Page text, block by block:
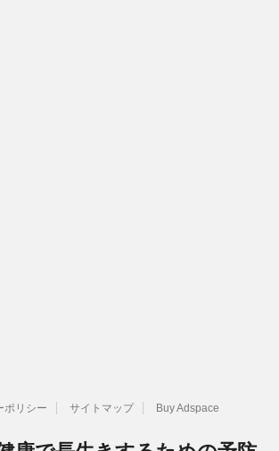
ポリシー サイトマップ Buy Adspace